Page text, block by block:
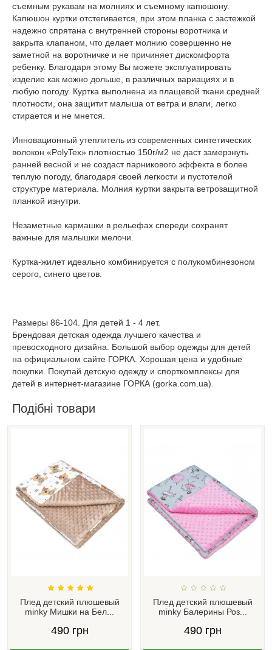
съемным рукавам на молниях и съемному капюшону.
Капюшон куртки отстегивается, при этом планка с застежкой
надежно спрятана с внутренней стороны воротника и
закрыта клапаном, что делает молнию совершенно не
заметной на воротничке и не причиняет дискомфорта
ребенку. Благодаря этому Вы можете эксплуатировать
изделие как можно дольше, в различных вариациях и в
любую погоду. Куртка выполнена из плащевой ткани средней
плотности, она защитит малыша от ветра и влаги, легко
стирается и не мнется.
Инновационный утеплитель из современных синтетических
волокон «PolyTex» плотностью 150г/м2 не даст замерзнуть
ранней весной и не создаст парникового эффекта в более
теплую погоду, благодаря своей легкости и пустотелой
структуре материала. Молния куртки закрыта ветрозащитной
планкой изнутри.
Незаметные кармашки в рельефах спереди сохранят
важные для малышки мелочи.
Куртка-жилет идеально комбинируется с полукомбинезоном
серого, синего цветов.
Размеры 86-104. Для детей 1 - 4 лет.
Брендовая детская одежда лучшего качества и
превосходного дизайна. Большой выбор одежды для детей
на официальном сайте ГОРКА. Хорошая цена и удобные
покупки. Покупай детскую одежду и спорткомплексы для
детей в интернет-магазине ГОРКА (gorka.com.ua).
Подібні товари
Плед детский плюшевый
minky Мишки на Бел...
490 грн
Плед детский плюшевый
minky Балерины Роз...
490 грн